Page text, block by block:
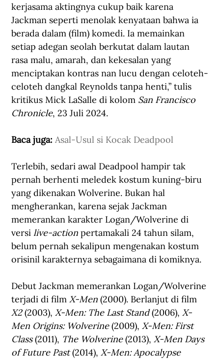
kerjasama aktingnya cukup baik karena
Jackman seperti menolak kenyataan bahwa ia
berada dalam (film) komedi. Ia memainkan
setiap adegan seolah berkutat dalam lautan
rasa malu, amarah, dan kekesalan yang
menciptakan kontras nan lucu dengan celoteh-
celoteh dangkal Reynolds tanpa henti,” tulis
kritikus Mick LaSalle di kolom San Francisco
Chronicle, 23 Juli 2024.
Baca juga: Asal-Usul si Kocak Deadpool
Terlebih, sedari awal Deadpool hampir tak
pernah berhenti meledek kostum kuning-biru
yang dikenakan Wolverine. Bukan hal
mengherankan, karena sejak Jackman
memerankan karakter Logan/Wolverine di
versi live-action pertamakali 24 tahun silam,
belum pernah sekalipun mengenakan kostum
orisinil karakternya sebagaimana di komiknya.
Debut Jackman memerankan Logan/Wolverine
terjadi di film X-Men (2000). Berlanjut di film
X2 (2003), X-Men: The Last Stand (2006), X-
Men Origins: Wolverine (2009), X-Men: First
Class (2011), The Wolverine (2013), X-Men Days
of Future Past (2014), X-Men: Apocalypse